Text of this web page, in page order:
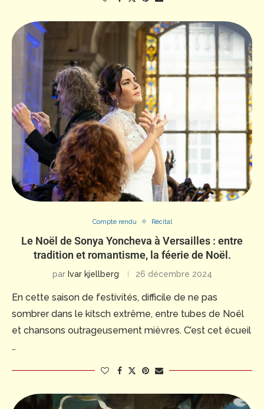
Compte rendu Récital
Le Noël de Sonya Yoncheva à Versailles : entre
tradition et romantisme, la féerie de Noël.
par Ivar kjellberg 26 décembre 2024
En cette saison de festivités, difficile de ne pas
sombrer dans le kitsch extrême, entre tubes de Noël
et chansons outrageusement mièvres. C’est cet écueil
…